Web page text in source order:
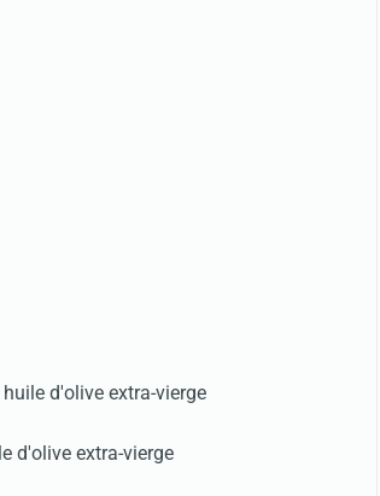
d'olive extra-vierge
d'olive extra-vierge